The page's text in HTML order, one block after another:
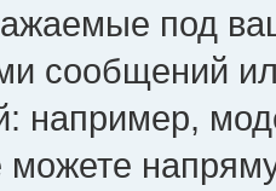
под
сообщений
например,